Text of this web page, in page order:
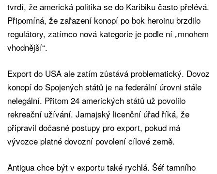
tvrdí, že americká politika se do Karibiku často přelévá.
Připomíná, že zařazení konopí po bok heroinu brzdilo
regulátory, zatímco nová kategorie je podle ní „mnohem
vhodnější“.
Export do USA ale zatím zůstává problematický. Dovoz
konopí do Spojených států je na federální úrovni stále
nelegální. Přitom 24 amerických států už povolilo
rekreační užívání. Jamajský licenční úřad říká, že
připravil dočasné postupy pro export, pokud má
vývozce platné dovozní povolení cílové země.
Antigua chce být v exportu také rychlá. Šéf tamního